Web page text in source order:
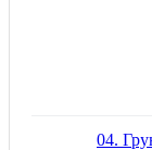
04.